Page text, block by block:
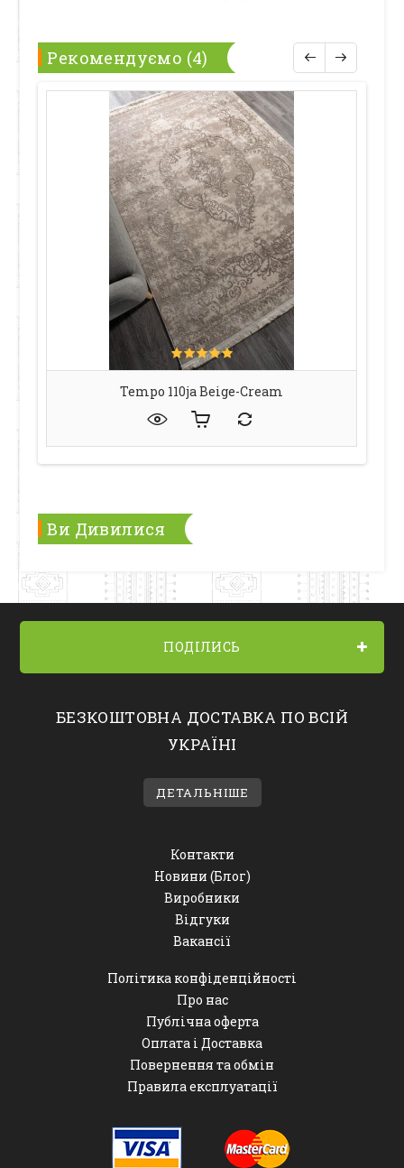
Рекомендуємо (4)
Tempo 110ja Beige-Cream
Ви Дивилися
ПОДІЛИСЬ
БЕЗКОШТОВНА ДОСТАВКА ПО ВСІЙ
УКРАЇНІ
ДЕТАЛЬНІШЕ
Контакти
Новини (Блог)
Виробники
Відгуки
Вакансії
Політика конфіденційності
Про нас
Публічна оферта
Оплата і Доставка
Повернення та обмін
Правила експлуатації